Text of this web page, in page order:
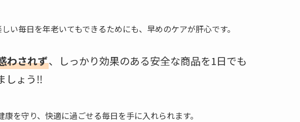
い毎日を年老いてもできるためにも、早めのケアが肝心です。
わされず、しっかり効果のある安全な商品を1日でも
しょう‼︎
を守り、快適に過ごせる毎日を手に入れられます。